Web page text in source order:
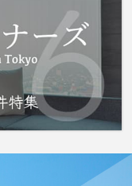
報から周辺地域の情報まで
社では、地域に詳しい熟練
山手線大塚付近でのお部屋
ます。